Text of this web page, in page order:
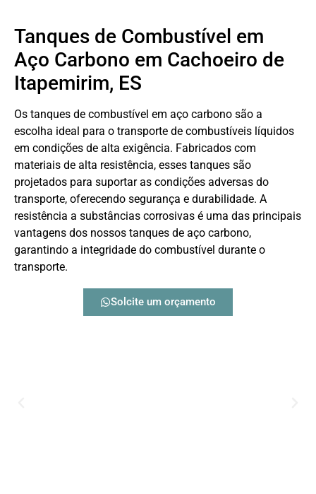
Tanques de Combustível em
Aço Carbono em Cachoeiro de
Itapemirim, ES
Os tanques de combustível em aço carbono são a
escolha ideal para o transporte de combustíveis líquidos
em condições de alta exigência. Fabricados com
materiais de alta resistência, esses tanques são
projetados para suportar as condições adversas do
transporte, oferecendo segurança e durabilidade. A
resistência a substâncias corrosivas é uma das principais
vantagens dos nossos tanques de aço carbono,
garantindo a integridade do combustível durante o
transporte.
Solcite um orçamento